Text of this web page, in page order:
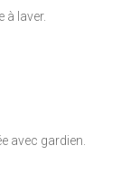
à laver.
avec gardien.